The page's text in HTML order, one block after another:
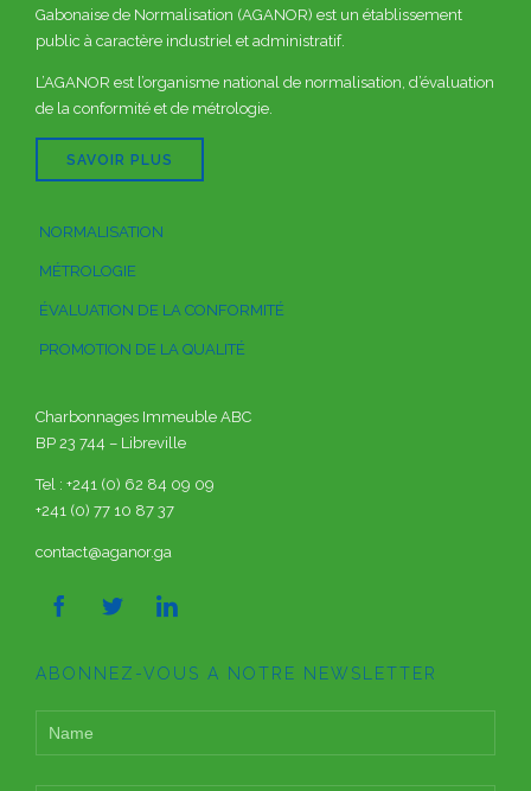
Gabonaise de Normalisation (AGANOR) est un établissement
public à caractère industriel et administratif.
L’AGANOR est l’organisme national de normalisation, d’évaluation
de la conformité et de métrologie.
SAVOIR PLUS
NORMALISATION
MÉTROLOGIE
ÉVALUATION DE LA CONFORMITÉ
PROMOTION DE LA QUALITÉ
Charbonnages Immeuble ABC
BP 23 744 – Libreville
Tel : +241 (0) 62 84 09 09
+241 (0) 77 10 87 37
contact@aganor.ga
  
ABONNEZ-VOUS A NOTRE NEWSLETTER